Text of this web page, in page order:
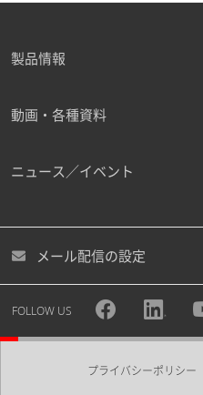
製品情報
動画・各種資料
ニュース／イベント
メール配信の設定
FOLLOW US
プライバシーポリシー